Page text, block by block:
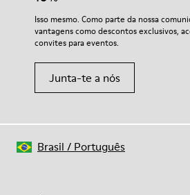
Isso mesmo. Como parte da nossa
vantagens como descontos exclusivos,
convites para eventos.
Junta-te a nós
Brasil / Português